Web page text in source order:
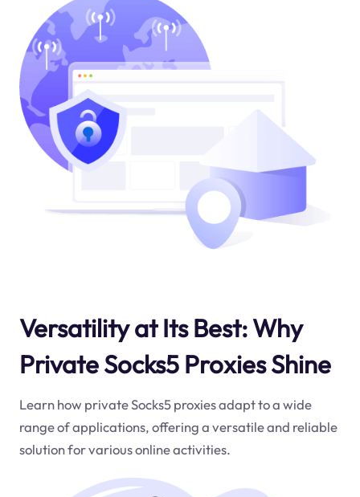
Versatility at Its Best: Why
Private Socks5 Proxies Shine
Learn how private Socks5 proxies adapt to a wide
range of applications, offering a versatile and reliable
solution for various online activities.